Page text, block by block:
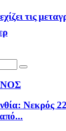
τις
Search
Νεκρός